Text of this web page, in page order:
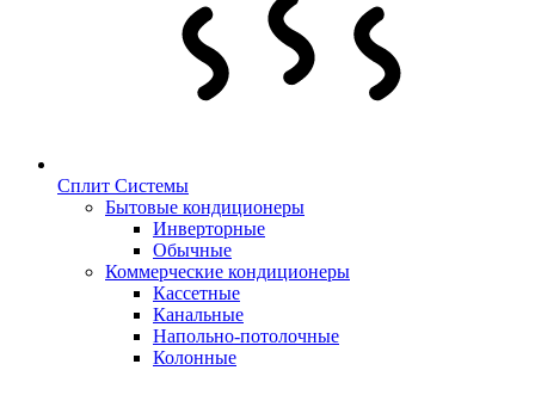
Сплит Системы
Бытовые кондиционеры
Инверторные
Обычные
Коммерческие кондиционеры
Кассетные
Канальные
Напольно-потолочные
Колонные